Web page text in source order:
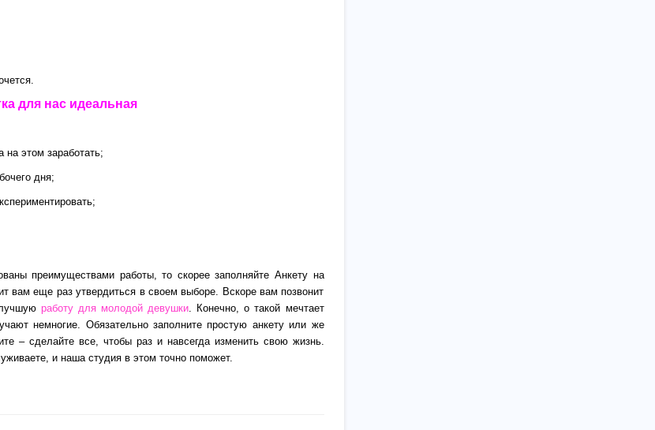
для нас идеальная
на этом заработать;
дня;
преимуществами работы, то скорее заполняйте Анкету на
еще раз утвердиться в своем выборе. Вскоре вам позвонит
работу для молодой девушки. Конечно, о такой мечтает
немногие. Обязательно заполните простую анкету или же
– сделайте все, чтобы раз и навсегда изменить свою жизнь.
и наша студия в этом точно поможет.